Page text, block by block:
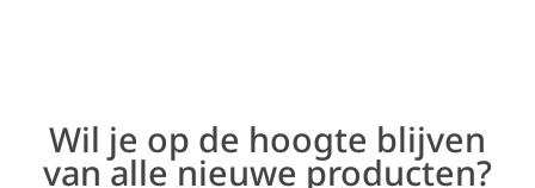
Wil je op de hoogte blijven
van alle nieuwe producten?